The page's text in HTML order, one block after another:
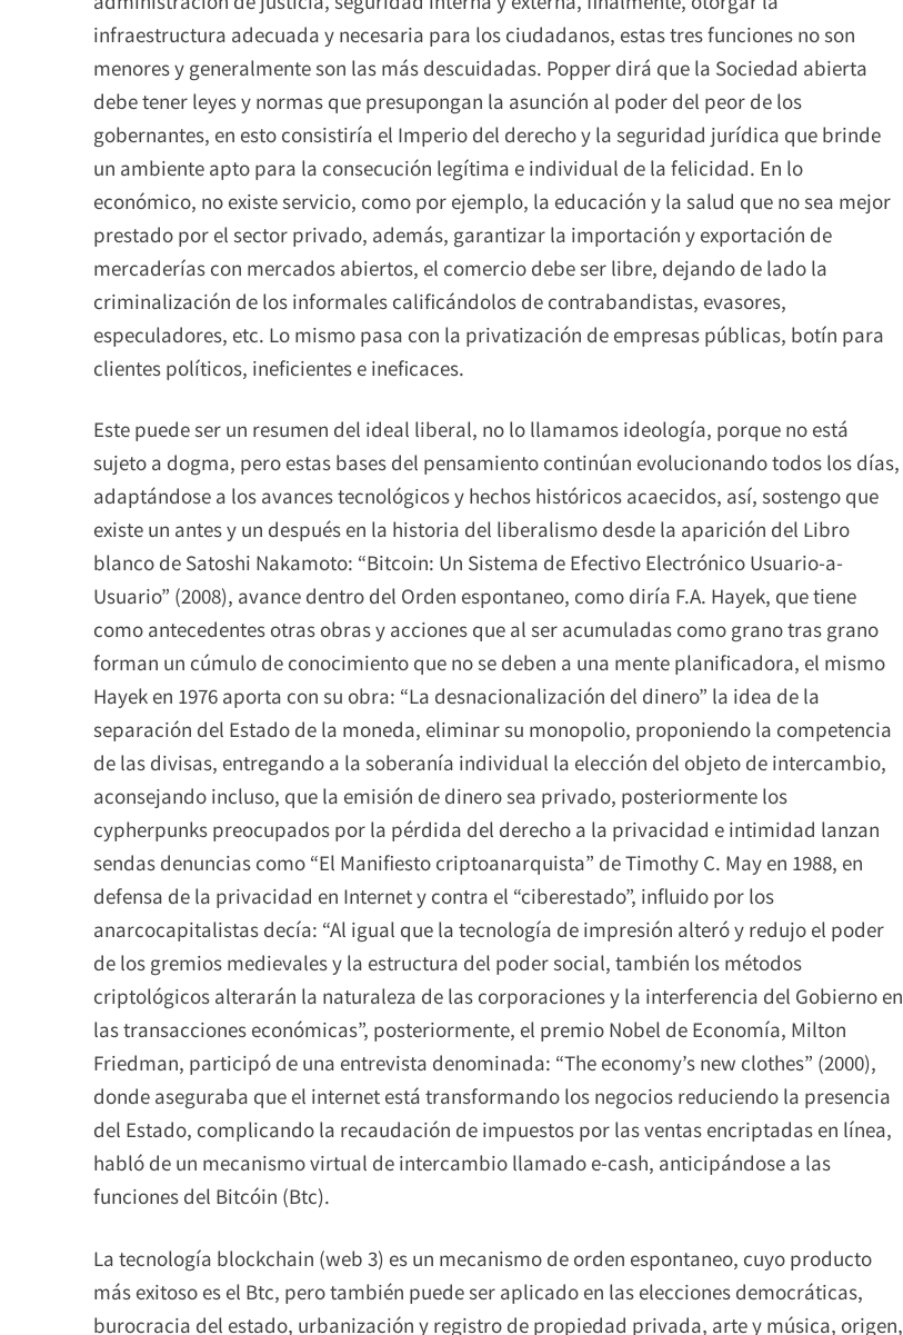
infraestructura adecuada y necesaria para los ciudadanos, estas tres funciones no son
menores y generalmente son las más descuidadas. Popper dirá que la Sociedad abierta
debe tener leyes y normas que presupongan la asunción al poder del peor de los
gobernantes, en esto consistiría el Imperio del derecho y la seguridad jurídica que brinde
un ambiente apto para la consecución legítima e individual de la felicidad. En lo
económico, no existe servicio, como por ejemplo, la educación y la salud que no sea mejor
prestado por el sector privado, además, garantizar la importación y exportación de
mercaderías con mercados abiertos, el comercio debe ser libre, dejando de lado la
criminalización de los informales calificándolos de contrabandistas, evasores,
especuladores, etc. Lo mismo pasa con la privatización de empresas públicas, botín para
clientes políticos, ineficientes e ineficaces.
Este puede ser un resumen del ideal liberal, no lo llamamos ideología, porque no está
sujeto a dogma, pero estas bases del pensamiento continúan evolucionando todos los días,
adaptándose a los avances tecnológicos y hechos históricos acaecidos, así, sostengo que
existe un antes y un después en la historia del liberalismo desde la aparición del Libro
blanco de Satoshi Nakamoto: “Bitcoin: Un Sistema de Efectivo Electrónico Usuario-a-
Usuario” (2008), avance dentro del Orden espontaneo, como diría F.A. Hayek, que tiene
como antecedentes otras obras y acciones que al ser acumuladas como grano tras grano
forman un cúmulo de conocimiento que no se deben a una mente planificadora, el mismo
Hayek en 1976 aporta con su obra: “La desnacionalización del dinero” la idea de la
separación del Estado de la moneda, eliminar su monopolio, proponiendo la competencia
de las divisas, entregando a la soberanía individual la elección del objeto de intercambio,
aconsejando incluso, que la emisión de dinero sea privado, posteriormente los
cypherpunks preocupados por la pérdida del derecho a la privacidad e intimidad lanzan
sendas denuncias como “El Manifiesto criptoanarquista” de Timothy C. May en 1988, en
defensa de la privacidad en Internet y contra el “ciberestado”, influido por los
anarcocapitalistas decía: “Al igual que la tecnología de impresión alteró y redujo el poder
de los gremios medievales y la estructura del poder social, también los métodos
criptológicos alterarán la naturaleza de las corporaciones y la interferencia del Gobierno en
las transacciones económicas”, posteriormente, el premio Nobel de Economía, Milton
Friedman, participó de una entrevista denominada: “The economy’s new clothes” (2000),
donde aseguraba que el internet está transformando los negocios reduciendo la presencia
del Estado, complicando la recaudación de impuestos por las ventas encriptadas en línea,
habló de un mecanismo virtual de intercambio llamado e-cash, anticipándose a las
funciones del Bitcóin (Btc).
La tecnología blockchain (web 3) es un mecanismo de orden espontaneo, cuyo producto
más exitoso es el Btc, pero también puede ser aplicado en las elecciones democráticas,
burocracia del estado, urbanización y registro de propiedad privada, arte y música, origen,